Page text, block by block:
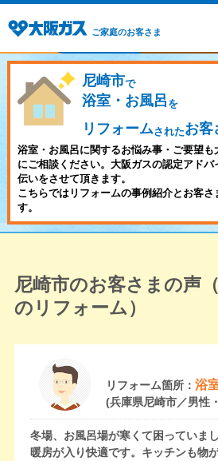
ご家庭のお客さま
尼崎市で
浴室・お風呂 を
リフォームされたお客
浴室・お風呂に関するお悩み事・ご要望
にご相談ください。大阪ガスの認定アド
伝いをさせて頂きます。
こちらではリフォームの事例紹介とお客さ
す。
尼崎市のお客さまの声
のリフォーム）
リフォーム箇所： 浴
(兵庫県尼崎市／男性
冬場、お風呂場が寒くて困っていま
暖房が入り快適です。キッチンも物